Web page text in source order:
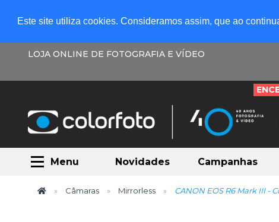
Este site utiliza cookies. Consideramos assim, que ao
LOJA ONLINE DE FOTOGRAFIA E VÍDEO
Menu Novidades Campanhas
Câmaras Mirrorless CANON EOS R6 Mark III -